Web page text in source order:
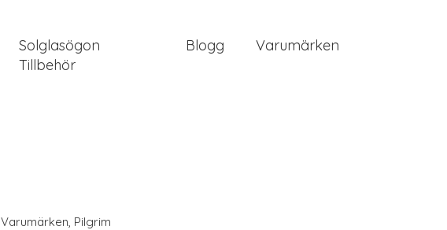
Solglasögon
Tillbehör
Blogg Varumärken
Varumärken, Pilgrim